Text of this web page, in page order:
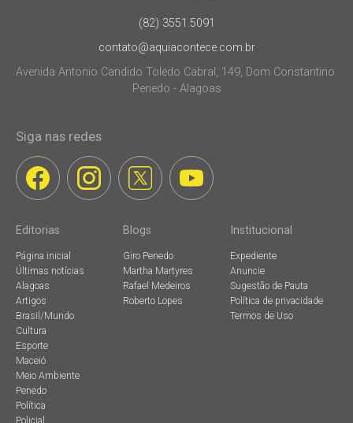
(82) 3551.5091
contato@aquiacontece.com.br
Avenida Antonio Candido Toledo Cabral, 149, Dom Constantino.
Penedo - Alagoas
Siga nas redes
Editorias
Página inicial
Últimas notícias
Alagoas
Artigos
Brasil/Mundo
Cultura
Esporte
Maceió
Meio Ambiente
Penedo
Política
Policial
Blogs
Giro Penedo
Martha Martyres
Rafael Medeiros
Roberto Lopes
Institucional
Expediente
Anuncie
Sugestão de Pauta
Política de privacidade
Termos de Uso